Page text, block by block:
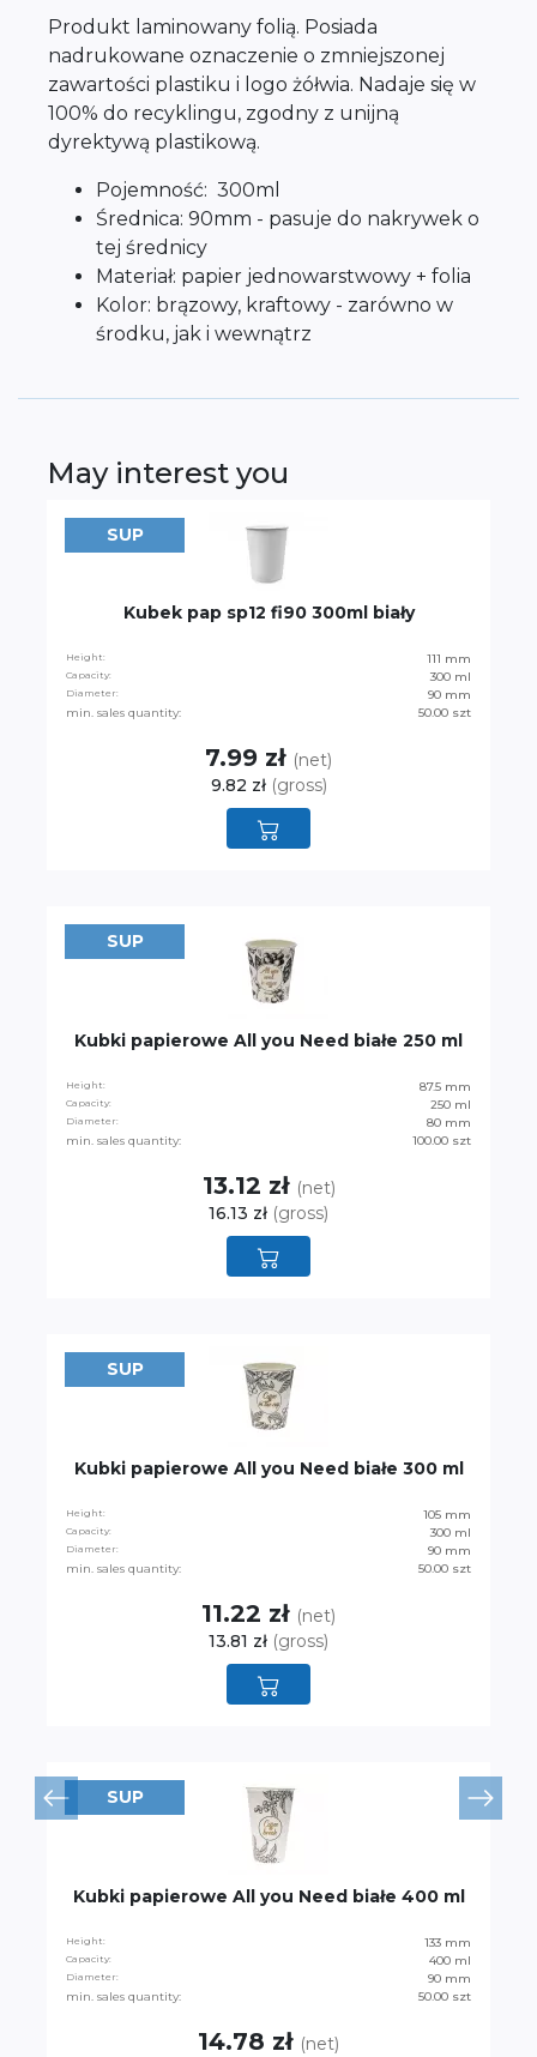
Produkt laminowany folią. Posiada
nadrukowane oznaczenie o zmniejszonej
zawartości plastiku i logo żółwia. Nadaje się w
100% do recyklingu, zgodny z unijną
dyrektywą plastikową.
Pojemność: 300ml
Średnica: 90mm - pasuje do nakrywek o
tej średnicy
Materiał: papier jednowarstwowy + folia
Kolor: brązowy, kraftowy - zarówno w
środku, jak i wewnątrz
May interest you
SUP
Kubek pap sp12 fi90 300ml biały
Height: 111 mm
Capacity: 300 ml
Diameter:
90 mm
min. sales quantity:
50.00 szt
7.99 zł (net)
9.82 zł (gross)
SUP
Kubki papierowe All you Need białe 250 ml
Height: 87.5 mm
Capacity: 250 ml
Diameter:
80 mm
min. sales quantity:
100.00 szt
13.12 zł (net)
16.13 zł (gross)
SUP
Kubki papierowe All you Need białe 300 ml
Height: 105 mm
Capacity: 300 ml
Diameter:
90 mm
min. sales quantity:
50.00 szt
11.22 zł (net)
13.81 zł (gross)
SUP
Kubki papierowe All you Need białe 400 ml
Height: 133 mm
Capacity: 400 ml
Diameter:
90 mm
min. sales quantity:
50.00 szt
14.78 zł (net)